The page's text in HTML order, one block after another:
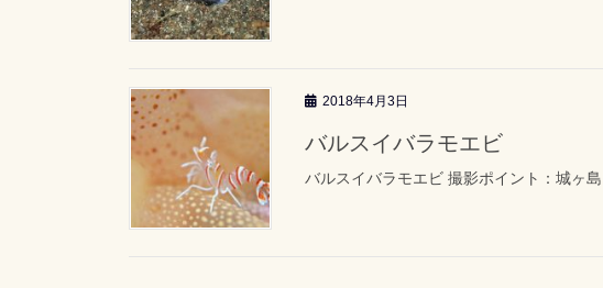
2018年4月3日
バルスイバラモエビ
バルスイバラモエビ 撮影ポイント：城ヶ島